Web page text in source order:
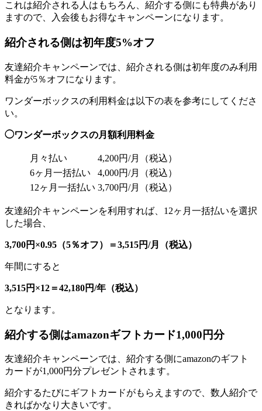
これは紹介される人はもちろん、紹介する側にも特典があり
ますので、入会後もお得なキャンペーンになります。
紹介される側は初年度5%オフ
友達紹介キャンペーンでは、紹介される側は初年度のみ利用
料金が5％オフになります。
ワンダーボックスの利用料金は以下の表を参考にしてくださ
い。
◯ワンダーボックスの月額利用料金
月々払い
4,200円/月（税込）
6ヶ月一括払い
4,000円/月（税込）
12ヶ月一括払い 3,700円/月（税込）
友達紹介キャンペーンを利用すれば、12ヶ月一括払いを選択
した場合、
3,700円×0.95（5％オフ）＝3,515円/月（税込）
年間にすると
3,515円×12＝42,180円/年（税込）
となります。
紹介する側はamazonギフトカード1,000円分
友達紹介キャンペーンでは、紹介する側にamazonのギフト
カードが1,000円分プレゼントされます。
紹介するたびにギフトカードがもらえますので、数人紹介で
きればかなり大きいです。